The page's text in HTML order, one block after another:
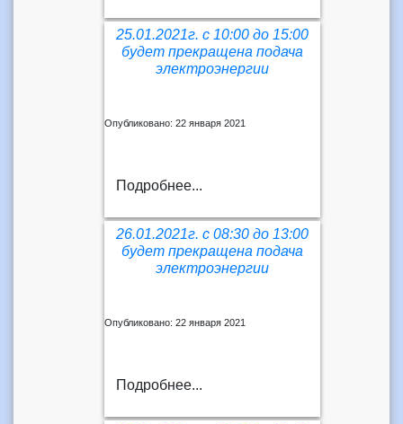
25.01.2021г. с 10:00 до 15:00
будет прекращена подача
электроэнергии
Опубликовано: 22 января 2021
Подробнее...
26.01.2021г. с 08:30 до 13:00
будет прекращена подача
электроэнергии
Опубликовано: 22 января 2021
Подробнее...